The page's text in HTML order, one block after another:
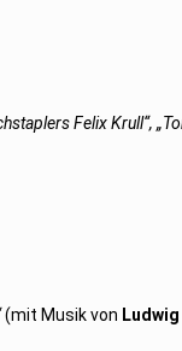
Felix Krull“,
(mit Musik von